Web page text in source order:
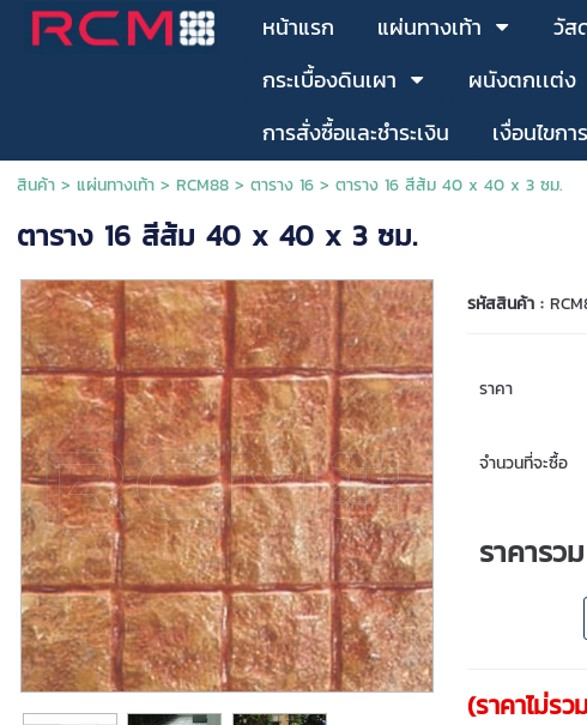
หน้าแรก แผ่นทางเท้า วัส
กระเบื้องดินเผา
ผนังตกเเต่ง
การสั่งซื้อและชำระเงิน
เงื่อนไขก
สินค้า> แผ่นทางเท้า> RCM88 > ตาราง 16> ตาราง 16 สีส้ม 40 x 40 x 3 ซม.
ตาราง 16 สีส้ม 40 x 40 x 3 ซม.
รหัสสินค้า :
ราคา
จำนวนที่จะซื้อ
ราคารวม
(ราคาไม่ร